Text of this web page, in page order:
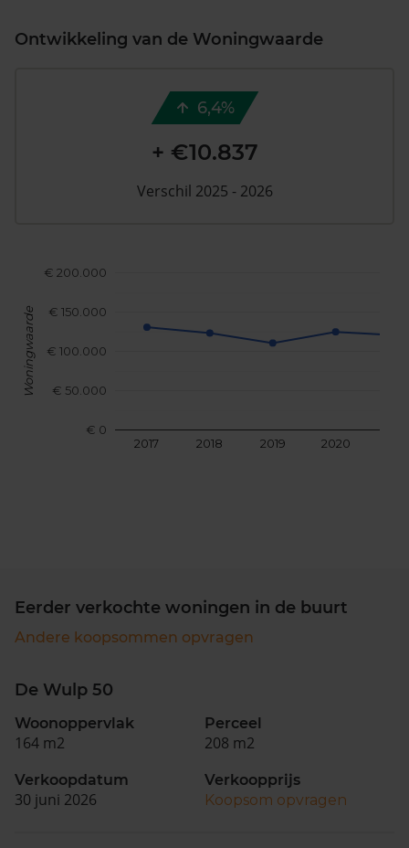
Ontwikkeling van de Woningwaarde
2017 2018 2019 2020
€ 0
€ 50.000
€ 100.000
€ 150.000
€ 200.000
Woningwaarde
6,4%
+ €10.837
Verschil 2025 - 2026
Eerder verkochte woningen in de buurt
Andere koopsommen opvragen
De Wulp 50
Woonoppervlak
164 m2
Perceel
208 m2
Verkoopdatum
30 juni 2026
Verkoopprijs
Koopsom opvragen